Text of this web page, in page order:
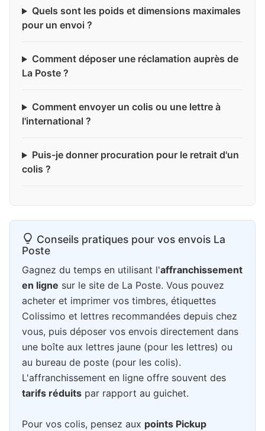
Quels sont les poids et dimensions maximales
pour un envoi ?
Comment déposer une réclamation auprès de
La Poste ?
Comment envoyer un colis ou une lettre à
l'international ?
Puis-je donner procuration pour le retrait d'un
colis ?
Conseils pratiques pour vos envois La
Poste
Gagnez du temps en utilisant l'affranchissement
en ligne sur le site de La Poste. Vous pouvez
acheter et imprimer vos timbres, étiquettes
Colissimo et lettres recommandées depuis chez
vous, puis déposer vos envois directement dans
une boîte aux lettres jaune (pour les lettres) ou
au bureau de poste (pour les colis).
L'affranchissement en ligne offre souvent des
tarifs réduits par rapport au guichet.
Pour vos colis, pensez aux points Pickup